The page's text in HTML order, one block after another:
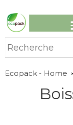
Ecopack - Home